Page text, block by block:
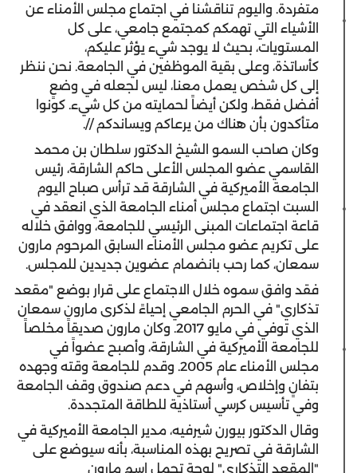
متفردة. واليوم تناقشنا في اجتماع مجلس الأمناء عن
الأشياء التي تهمكم كمجتمع جامعي، على كل
المستويات، بحيث لا يوجد شيء يؤثر عليكم،
كأساتذة، وعلى بقية الموظفين في الجامعة. نحن ننظر
إلى كل شخص يعمل معنا، ليس لجعله في وضعٍ
أفضل فقط، ولكن أيضاً لحمايته من كل شيء. كونوا
متأكدون بأن هناك من يرعاكم ويساندكم //.
وكان صاحب السمو الشيخ الدكتور سلطان بن محمد
القاسمي عضو المجلس الأعلى حاكم الشارقة، رئيس
الجامعة الأميركية في الشارقة قد ترأس صباح اليوم
السبت اجتماع مجلس أمناء الجامعة الذي انعقد في
قاعة اجتماعات المبنى الرئيسي للجامعة، ووافق خلاله
على تكريم عضو مجلس الأمناء السابق المرحوم مارون
سمعان، كما رحب بانضمام عضوين جديدين للمجلس.
فقد وافق سموه خلال الاجتماع على قرار بوضع "مقعد
تذكاري" في الحرم الجامعي إحياءً لذكرى مارون سمعان
الذي توفي في مايو 2017. وكان مارون صديقاً مخلصاً
للجامعة الأميركية في الشارقة، وأصبح عضواً في
مجلس الأمناء عام 2005. وقدم للجامعة وقته وجهده
بتفانٍ وإخلاص، وأسهم في دعم صندوق وقف الجامعة
وفي تأسيس كرسي أستاذية للطاقة المتجددة.
وقال الدكتور بيورن شيرفيه، مدير الجامعة الأميركية في
الشارقة في تصريح بهذه المناسبة، بأنه سيوضع على
"المقعد التذكاري" لوحة تحمل اسم مارون